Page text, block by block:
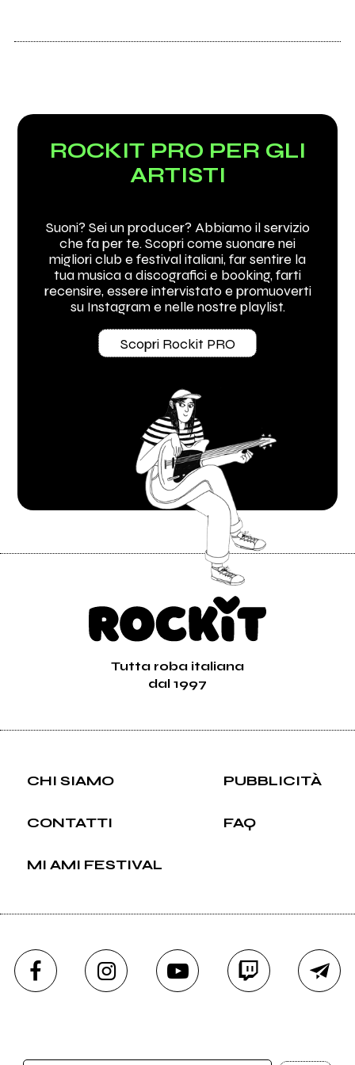
ROCKIT PRO PER GLI
ARTISTI
Suoni? Sei un producer? Abbiamo il servizio
che fa per te. Scopri come suonare nei
migliori club e festival italiani, far sentire la
tua musica a discografici e booking, farti
recensire, essere intervistato e promuoverti
su Instagram e nelle nostre playlist.
Scopri Rockit PRO
Tutta roba italiana
dal 1997
CHI SIAMO PUBBLICITÀ
CONTATTI FAQ
MI AMI FESTIVAL